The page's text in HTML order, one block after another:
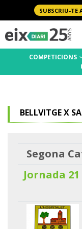
SUBSCRIU-TE
COMPETICIONS
BELLVITGE X
Segona
Jornada 21